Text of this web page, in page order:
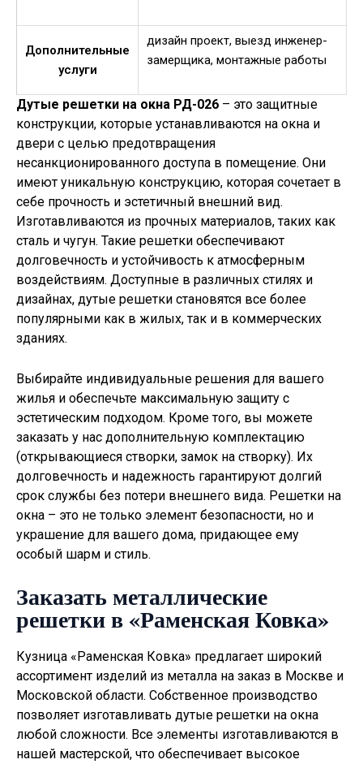
Дополнительные
услуги
дизайн проект, выезд инженер-
замерщика, монтажные работы
Дутые решетки на окна РД-026 – это защитные
конструкции, которые устанавливаются на окна и
двери с целью предотвращения
несанкционированного доступа в помещение. Они
имеют уникальную конструкцию, которая сочетает в
себе прочность и эстетичный внешний вид.
Изготавливаются из прочных материалов, таких как
сталь и чугун. Такие решетки обеспечивают
долговечность и устойчивость к атмосферным
воздействиям. Доступные в различных стилях и
дизайнах, дутые решетки становятся все более
популярными как в жилых, так и в коммерческих
зданиях.
Выбирайте индивидуальные решения для вашего
жилья и обеспечьте максимальную защиту с
эстетическим подходом. Кроме того, вы можете
заказать у нас дополнительную комплектацию
(открывающиеся створки, замок на створку). Их
долговечность и надежность гарантируют долгий
срок службы без потери внешнего вида. Решетки на
окна – это не только элемент безопасности, но и
украшение для вашего дома, придающее ему
особый шарм и стиль.
Заказать металлические
решетки в «Раменская Ковка»
Кузница «Раменская Ковка» предлагает широкий
ассортимент изделий из металла на заказ в Москве и
Московской области. Собственное производство
позволяет изготавливать дутые решетки на окна
любой сложности. Все элементы изготавливаются в
нашей мастерской, что обеспечивает высокое